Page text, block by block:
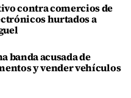
contra comercios de
hurtados a
banda acusada de
y vender vehículos